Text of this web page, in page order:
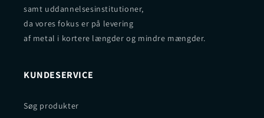
samt uddannelsesinstitutioner,
da vores fokus er på levering
af metal i kortere længder og mindre mængder.
KUNDESERVICE
Søg produkter